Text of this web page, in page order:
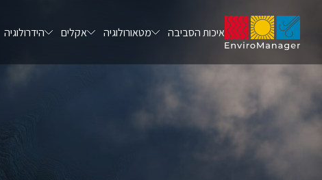
איכות הסביבה מטאורולוגיה אקלים הידרולוגיה